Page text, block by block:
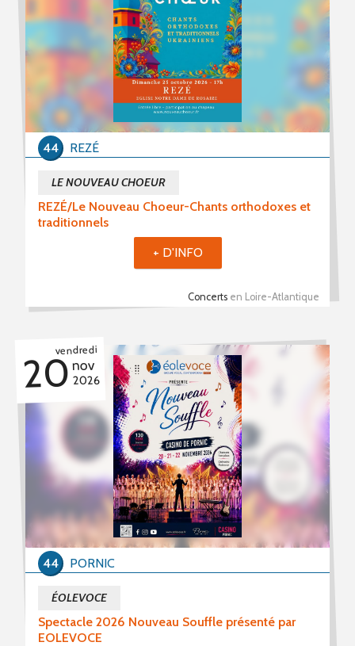
REZÉ/Le Nouveau Choeur-Chants orthodoxes et
traditionnels
LE NOUVEAU CHOEUR
Concerts en Loire-Atlantique
REZÉ
44
+ D'INFO
vendredi
20 nov
2026
Spectacle 2026 Nouveau Souffle présenté par
EOLEVOCE
ÉOLEVOCE
PORNIC
44